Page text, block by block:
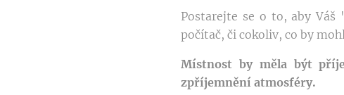
Postarejte se o to, aby
počítač, či cokoliv, co by
Místnost by měla být
zpříjemnění atmosféry.